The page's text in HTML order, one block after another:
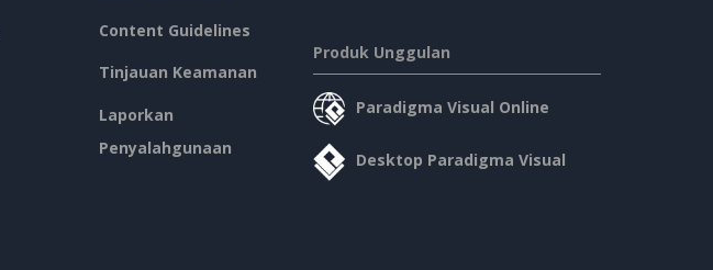
Content Guidelines
Tinjauan Keamanan
Laporkan
Penyalahgunaan
Produk Unggulan
Paradigma Visual Online
Desktop Paradigma Visual